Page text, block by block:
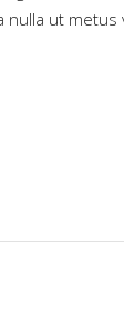
nulla ut